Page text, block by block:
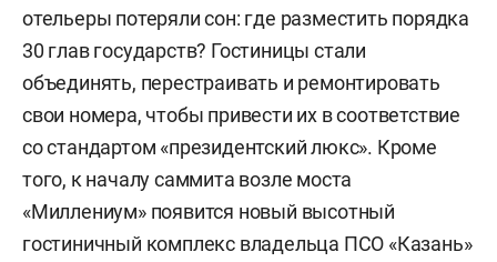
отельеры потеряли сон: где разместить порядка
30 глав государств? Гостиницы стали
объединять, перестраивать и ремонтировать
свои номера, чтобы привести их в соответствие
со стандартом «президентский люкс». Кроме
того, к началу саммита возле моста
«Миллениум» появится новый высотный
гостиничный комплекс владельца ПСО «Казань»